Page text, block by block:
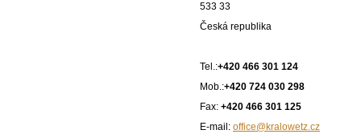
533 33
Česká republika
Tel.:+420 466 301 124
Mob.:+420 724 030 298
Fax: +420 466 301 125
E-mail: office@kralowetz.cz